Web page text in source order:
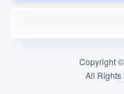
Copyright
All Rights